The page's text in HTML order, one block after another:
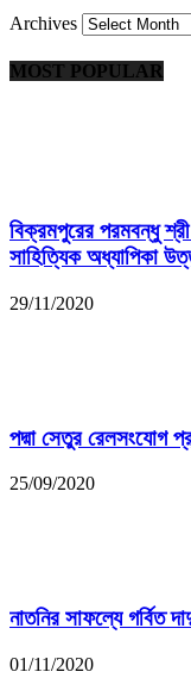
Archives
MOST POPULAR
বিক্রমপুরের পরমবন্ধু শ্রী
সা‌হি‌ত্যিক অধ্যাপিকা
29/11/2020
পদ্মা সেতুর রেলসংযোগ
25/09/2020
নাতনির সাফল্যে গর্বিত
01/11/2020